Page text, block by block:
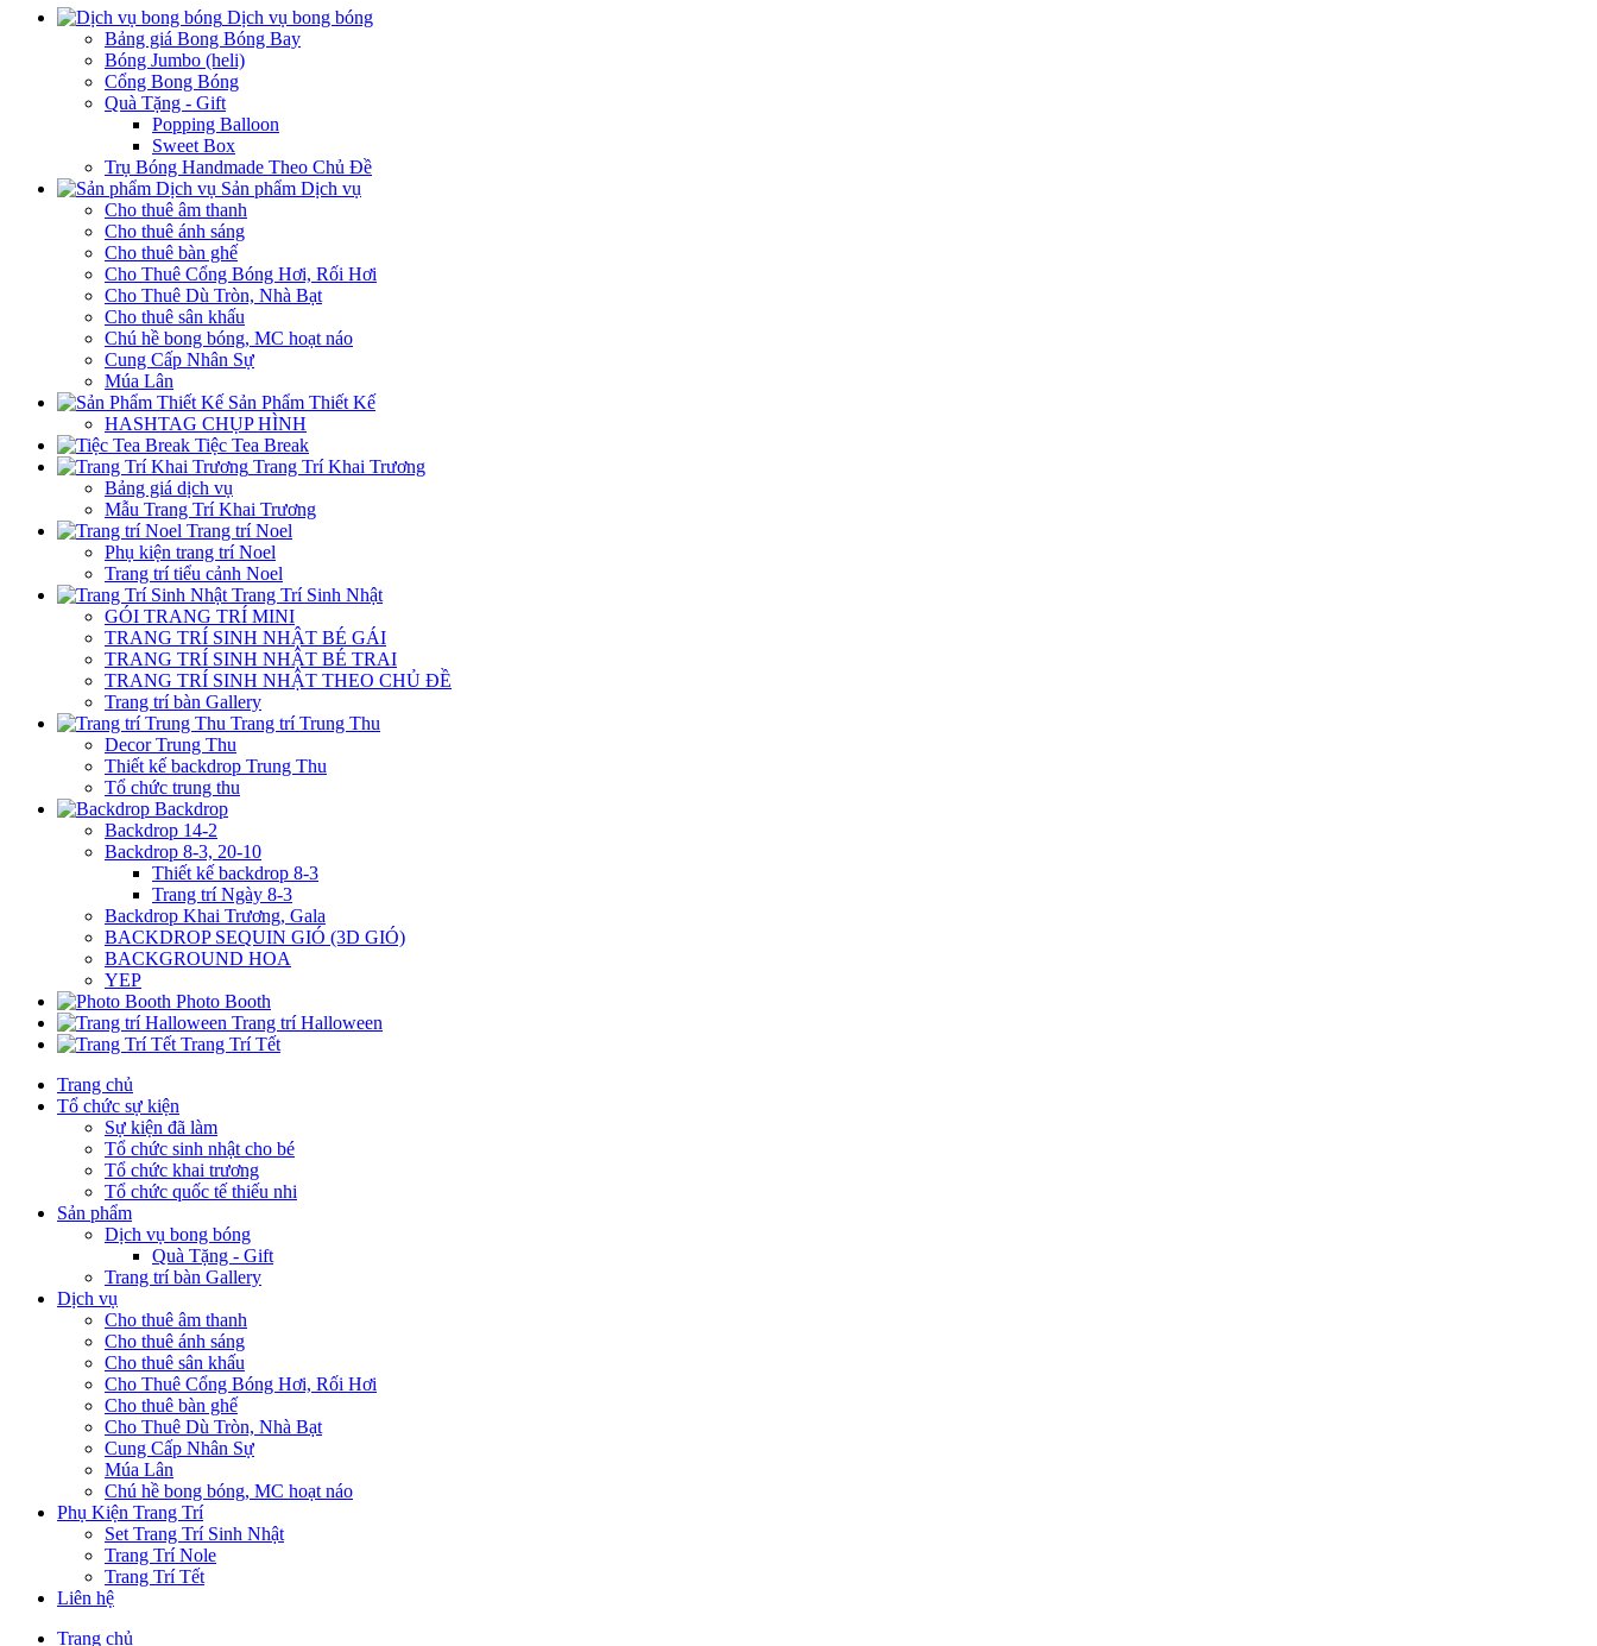
Dịch vụ bong bóng
Bảng giá Bong Bóng Bay
Bóng Jumbo (heli)
Cổng Bong Bóng
Quà Tặng - Gift
Popping Balloon
Sweet Box
Trụ Bóng Handmade Theo Chủ Đề
Sản phẩm Dịch vụ
Cho thuê âm thanh
Cho thuê ánh sáng
Cho thuê bàn ghế
Cho Thuê Cổng Bóng Hơi, Rối Hơi
Cho Thuê Dù Tròn, Nhà Bạt
Cho thuê sân khấu
Chú hề bong bóng, MC hoạt náo
Cung Cấp Nhân Sự
Múa Lân
Sản Phẩm Thiết Kế
HASHTAG CHỤP HÌNH
Tiệc Tea Break
Trang Trí Khai Trương
Bảng giá dịch vụ
Mẫu Trang Trí Khai Trương
Trang trí Noel
Phụ kiện trang trí Noel
Trang trí tiểu cảnh Noel
Trang Trí Sinh Nhật
GÓI TRANG TRÍ MINI
TRANG TRÍ SINH NHẬT BÉ GÁI
TRANG TRÍ SINH NHẬT BÉ TRAI
TRANG TRÍ SINH NHẬT THEO CHỦ ĐỀ
Trang trí bàn Gallery
Trang trí Trung Thu
Decor Trung Thu
Thiết kế backdrop Trung Thu
Tổ chức trung thu
Backdrop
Backdrop 14-2
Backdrop 8-3, 20-10
Thiết kế backdrop 8-3
Trang trí Ngày 8-3
Backdrop Khai Trương, Gala
BACKDROP SEQUIN GIÓ (3D GIÓ)
BACKGROUND HOA
YEP
Photo Booth
Trang trí Halloween
Trang Trí Tết
Trang chủ
Tổ chức sự kiện
Sự kiện đã làm
Tổ chức sinh nhật cho bé
Tổ chức khai trương
Tổ chức quốc tế thiếu nhi
Sản phẩm
Dịch vụ bong bóng
Quà Tặng - Gift
Trang trí bàn Gallery
Dịch vụ
Cho thuê âm thanh
Cho thuê ánh sáng
Cho thuê sân khấu
Cho Thuê Cổng Bóng Hơi, Rối Hơi
Cho thuê bàn ghế
Cho Thuê Dù Tròn, Nhà Bạt
Cung Cấp Nhân Sự
Múa Lân
Chú hề bong bóng, MC hoạt náo
Phụ Kiện Trang Trí
Set Trang Trí Sinh Nhật
Trang Trí Nole
Trang Trí Tết
Liên hệ
Trang chủ